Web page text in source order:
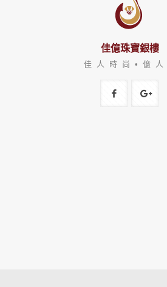
佳億珠寶銀樓
佳 人 時 尚 • 億 人